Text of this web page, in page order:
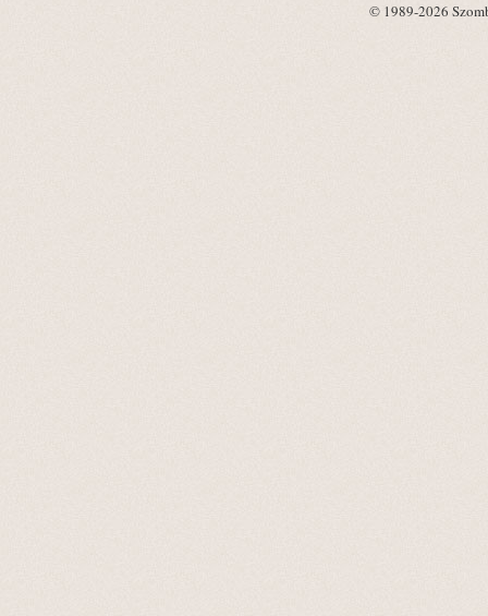
© 1989-2026